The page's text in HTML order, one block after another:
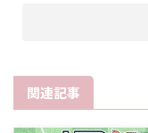
関連記事